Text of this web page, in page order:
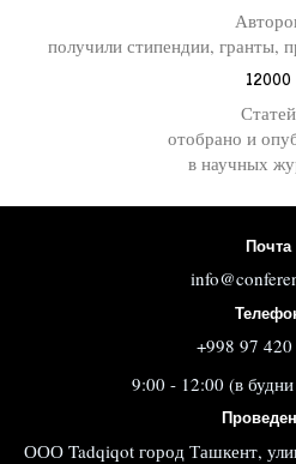
получили стипендии, гранты,
12000
Статей
отобрано и
в научных
Почта
+998 97 420
9:00 - 12:00 (в
ООО Tadqiqot город Ташкент,